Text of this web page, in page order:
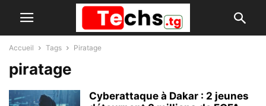
Accueil Tags Piratage
piratage
Cyberattaque à Dakar : 2 jeunes